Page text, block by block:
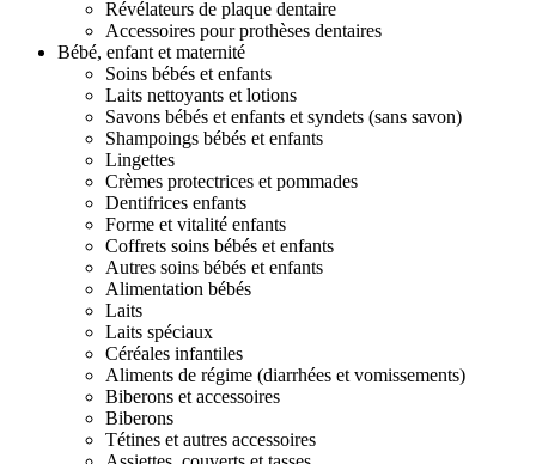
Révélateurs de plaque dentaire
Accessoires pour prothèses dentaires
Bébé, enfant et maternité
Soins bébés et enfants
Laits nettoyants et lotions
Savons bébés et enfants et syndets (sans savon)
Shampoings bébés et enfants
Lingettes
Crèmes protectrices et pommades
Dentifrices enfants
Forme et vitalité enfants
Coffrets soins bébés et enfants
Autres soins bébés et enfants
Alimentation bébés
Laits
Laits spéciaux
Céréales infantiles
Aliments de régime (diarrhées et vomissements)
Biberons et accessoires
Biberons
Tétines et autres accessoires